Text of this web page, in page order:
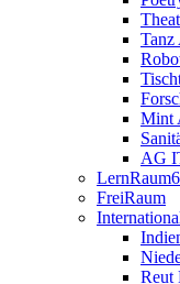
Tanz
Mint
AG
FreiRaum
Reut